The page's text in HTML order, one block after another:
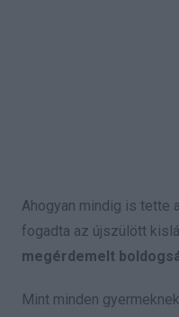
Ahogyan mindig is tette
fogadta az újszülött
megérdemelt
Mint minden